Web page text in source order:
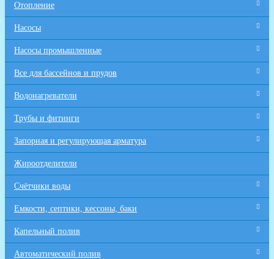
Отопление
Насосы
Насосы промышленные
Все для бaссейнов и прудов
Водонагреватели
Трубы и фитинги
Запорная и регулирующая арматура
Жироотделители
Счётчики воды
Емкости, септики, кессоны, баки
Капельный полив
Автоматический полив